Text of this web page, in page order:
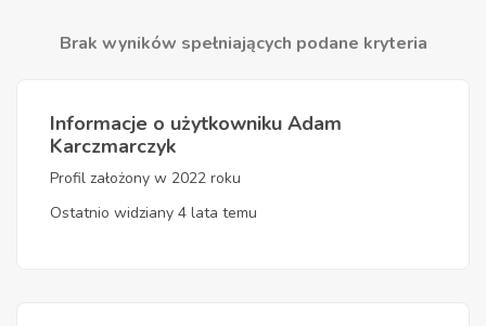
Brak wyników spełniających podane kryteria
Informacje o użytkowniku Adam
Karczmarczyk
Profil założony w 2022 roku
Ostatnio widziany 4 lata temu